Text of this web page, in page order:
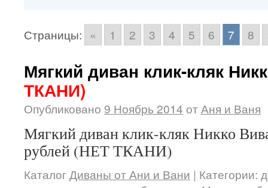
Страницы: « 1 2 3 4 5 6 7 8
Мягкий диван клик-кляк
ТКАНИ)
Опубликовано 9 Ноябрь 2014 отАня и Ваня
Мягкий диван клик-кляк Никко
рублей (НЕТ ТКАНИ)
КаталогДиваны от Ани и Вани | Категории: